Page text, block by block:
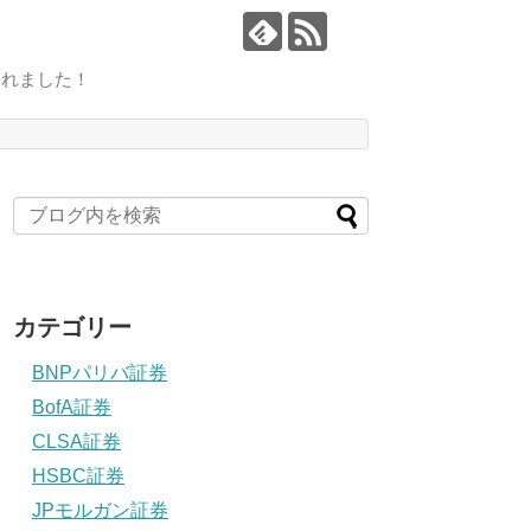
ました！
カテゴリー
BNPパリバ証券
BofA証券
CLSA証券
HSBC証券
JPモルガン証券